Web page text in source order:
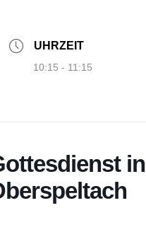
UHRZEIT
10:15 - 11:15
in